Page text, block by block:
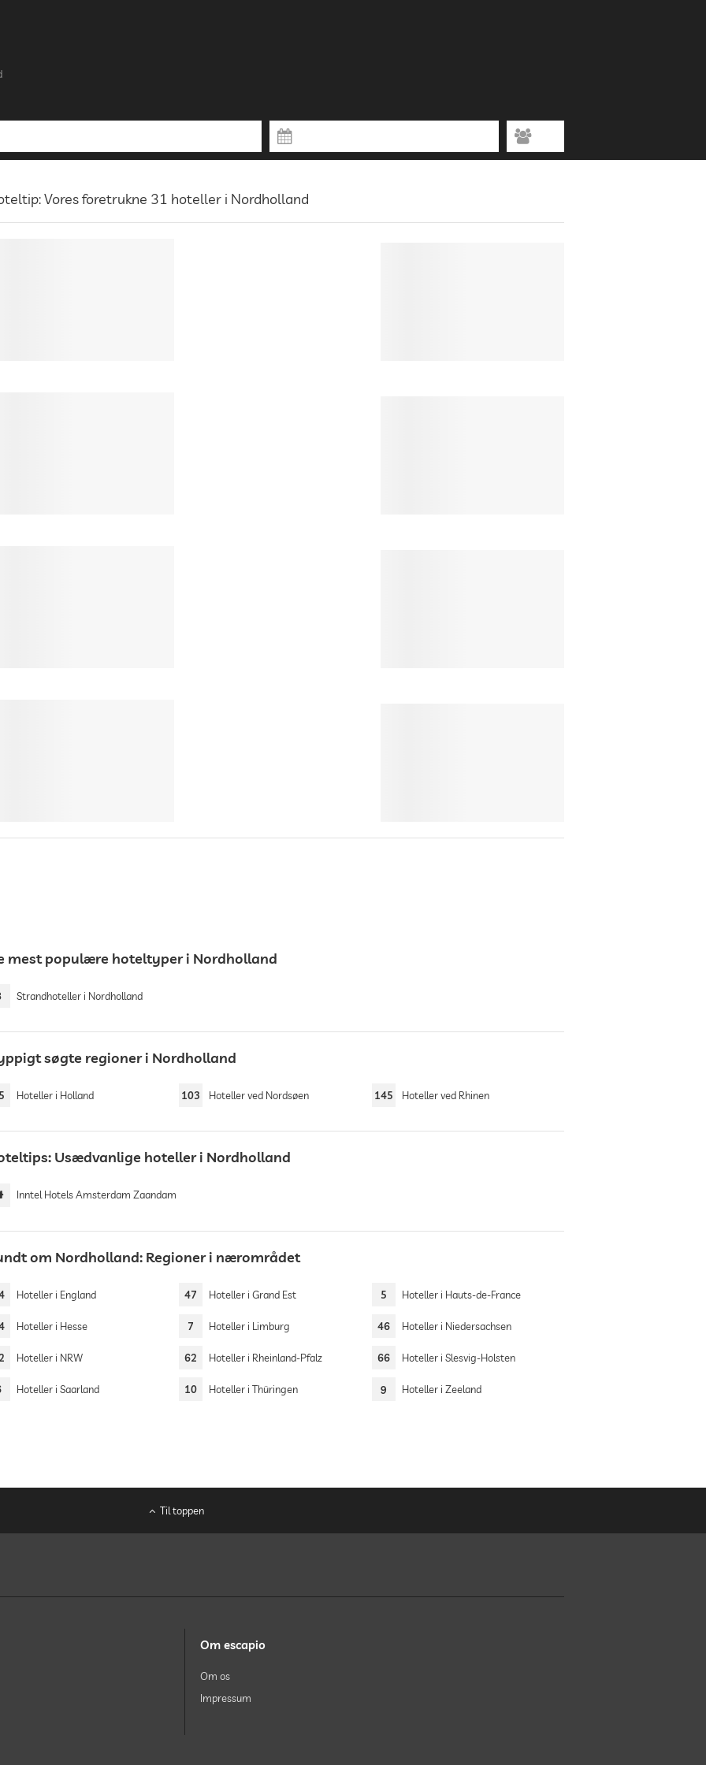
Vores foretrukne 31 hoteller i Nordholland
mest populære hoteltyper i Nordholland
Strandhoteller i Nordholland
søgte regioner i Nordholland
Hoteller i Holland 103 Hoteller ved Nordsøen 145 Hoteller ved Rhinen
Usædvanlige hoteller i Nordholland
Inntel Hotels Amsterdam Zaandam
om Nordholland: Regioner i nærområdet
Hoteller i England 47 Hoteller i Grand Est 5 Hoteller i Hauts-de-France
Hoteller i Hesse 7 Hoteller i Limburg 46 Hoteller i Niedersachsen
Hoteller i NRW 62 Hoteller i Rheinland-Pfalz 66 Hoteller i Slesvig-Holsten
Hoteller i Saarland 10 Hoteller i Thüringen 9 Hoteller i Zeeland
Til toppen
Om escapio
Om os
Impressum